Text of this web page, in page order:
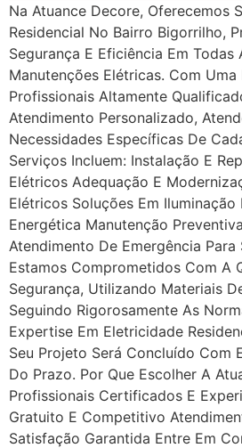
Na Atuance Decore, Oferecemos
Residencial No Bairro Bigorrilho,
Segurança E Eficiência Em Todas
Manutenções Elétricas. Com Uma
Profissionais Altamente
Atendimento Personalizado,
Necessidades Específicas De
Serviços Incluem: Instalação E
Elétricos Adequação E
Elétricos Soluções Em Iluminação
Energética Manutenção
Atendimento De Emergência
Estamos Comprometidos Com A
Segurança, Utilizando Materiais
Seguindo Rigorosamente As
Expertise Em Eletricidade
Seu Projeto Será Concluído Com
Do Prazo. Por Que Escolher A
Profissionais Certificados E
Gratuito E Competitivo
Satisfação Garantida Entre Em